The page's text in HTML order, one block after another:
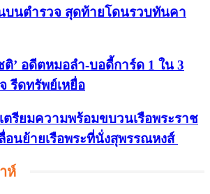
บนตำรวจ สุดท้ายโดนรวบทันคา
ติ’ อดีตหมอลำ-บอดี้การ์ด 1 ใน 3
รีดทรัพย์เหยื่อ
รียมความพร้อมขบวนเรือพระราช
อนย้ายเรือพระที่นั่งสุพรรณหงส์
ห์